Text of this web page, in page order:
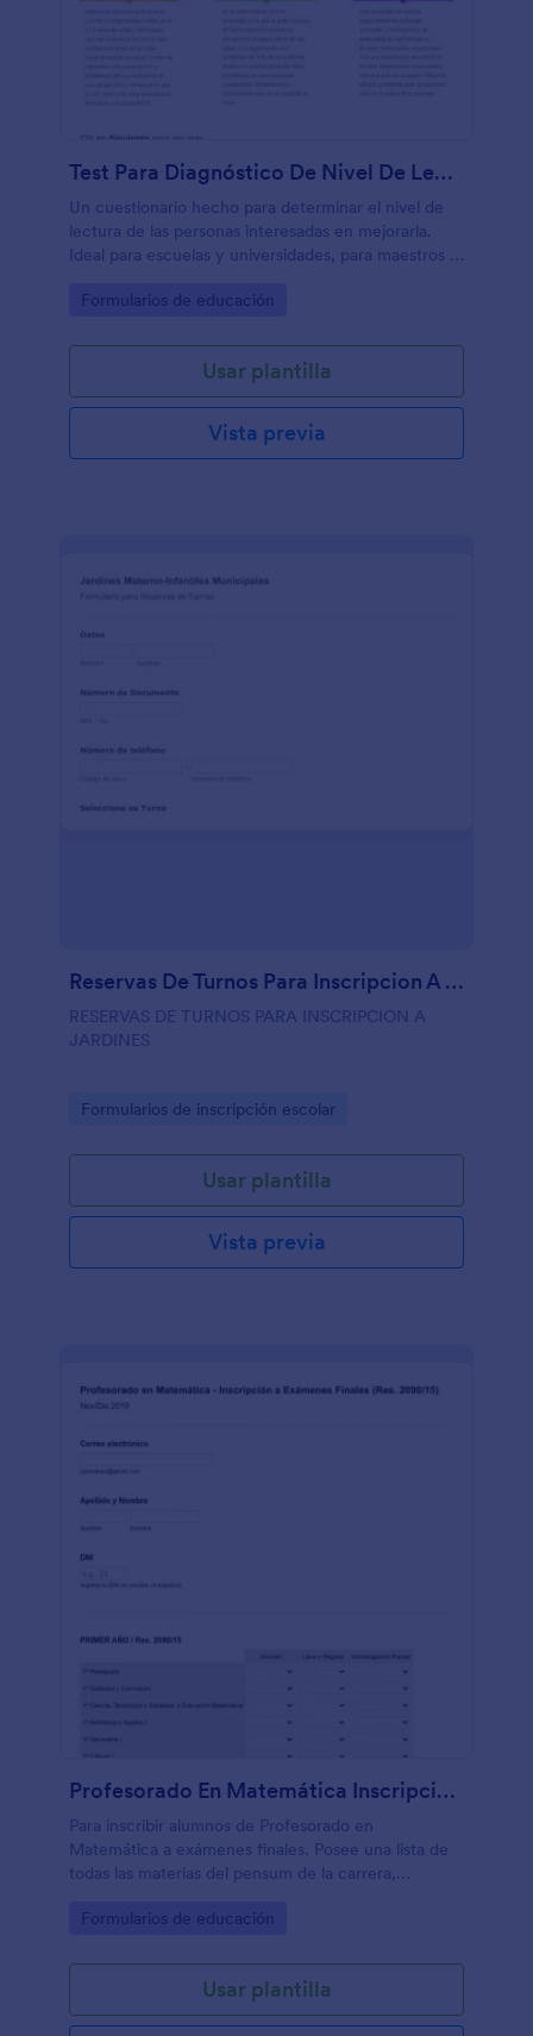
Test Para Diagnóstico De Nivel De Lectura En PC
Un cuestionario hecho para determinar el nivel de
lectura de las personas interesadas en mejorarla.
Ideal para escuelas y universidades, para maestros o
lectura.
Go to Category:
Formularios de educación
Usar plantilla
Vista previa
Reservas De Turnos Para Inscripcion A Jardines
RESERVAS DE TURNOS PARA INSCRIPCION A
JARDINES
Go to Category:
Formularios de inscripción escolar
Usar plantilla
Vista previa
Profesorado En Matemática Inscripción A Exámenes Finales
Para inscribir alumnos de Profesorado en
Matemática a exámenes finales. Posee una lista de
todas las materias del pensum de la carrera,
personal administrativo.
Go to Category:
Formularios de educación
Usar plantilla